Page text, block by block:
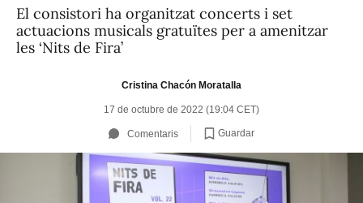
El consistori ha organitzat concerts i set
actuacions musicals gratuïtes per a amenitzar
les ‘Nits de Fira’
Cristina Chacón Moratalla
17 de octubre de 2022 (19:04 CET)
Comentaris Guardar